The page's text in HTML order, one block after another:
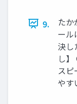
9.
た
ー
決し
し
ス
やす